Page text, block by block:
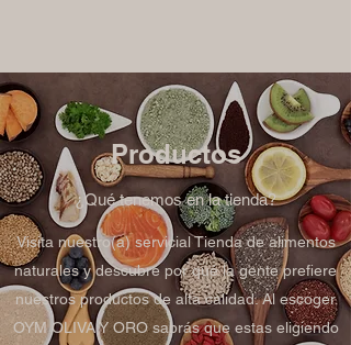
Productos
¿Qué tenemos en la tienda?
Visita nuestro(a) servicial Tienda de alimentos
naturales y descubre por qué la gente prefiere
nuestros productos de alta calidad. Al escoger
OYM OLIVA Y ORO sabrás que estas eligiendo